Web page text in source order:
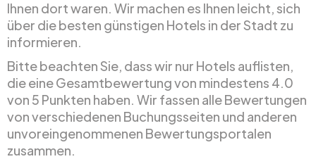
Ihnen dort waren. Wir machen es Ihnen leicht, sich
über die besten günstigen Hotels in der Stadt zu
informieren.
Bitte beachten Sie, dass wir nur Hotels auflisten,
die eine Gesamtbewertung von mindestens 4.0
von 5 Punkten haben. Wir fassen alle Bewertungen
von verschiedenen Buchungsseiten und anderen
unvoreingenommenen Bewertungsportalen
zusammen.